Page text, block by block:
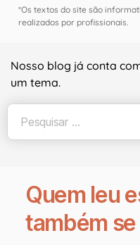
*Os textos do site são
realizados por profissionais.
Nosso blog já conta
um tema.
Quem leu
também